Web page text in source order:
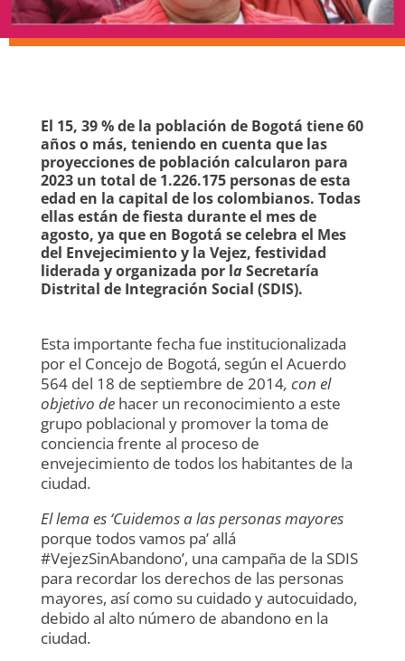
El 15, 39 % de la población de Bogotá tiene 60
años o más, teniendo en cuenta que las
proyecciones de población calcularon para
2023 un total de 1.226.175 personas de esta
edad en la capital de los colombianos. Todas
ellas están de fiesta durante el mes de
agosto, ya que en Bogotá se celebra el Mes
del Envejecimiento y la Vejez, festividad
liderada y organizada por laSecretaría
Distrital de Integración Social (SDIS).
Esta importante fecha fue institucionalizada
por el Concejo de Bogotá, según el Acuerdo
564 del 18 de septiembre de 2014, con el
objetivo de hacer un reconocimiento a este
grupo poblacional y promover la toma de
conciencia frente al proceso de
envejecimiento de todos los habitantes de la
ciudad.
El lema es ‘Cuidemos a las personas mayores
porque todos vamos pa’ allá
#VejezSinAbandono’, una campaña de la SDIS
para recordar los derechos de las personas
mayores, así como su cuidado y autocuidado,
debido al alto número de abandono en la
ciudad.